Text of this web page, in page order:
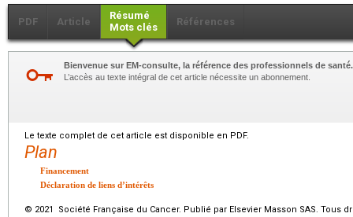
PDF Article
Résumé
Mots clés
Références
Bienvenue sur EM-consulte, la référence des professionnels de santé.
L’accès au texte intégral de cet article nécessite un abonnement.
Le texte complet de cet article est disponible en PDF.
Plan
Financement
Déclaration de liens d’intérêts
© 2021 Société Française du Cancer. Publié par Elsevier Masson SAS. Tous